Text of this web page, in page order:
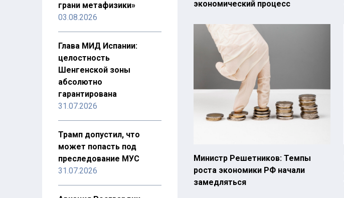
грани метафизики»
03.08.2026
Глава МИД Испании:
целостность
Шенгенской зоны
абсолютно
гарантирована
31.07.2026
Трамп допустил, что
может попасть под
преследование МУС
31.07.2026
экономический процесс
Министр Решетников: Темпы
роста экономики РФ начали
замедляться